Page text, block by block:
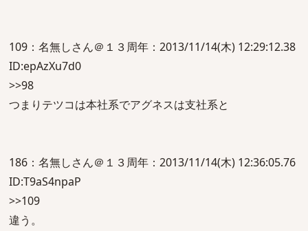
109：名無しさん＠１３周年：2013/11/14(木) 12:29:12.38
ID:epAzXu7d0
>>98
つまりテツコは本社系でアグネスは支社系と
186：名無しさん＠１３周年：2013/11/14(木) 12:36:05.76
ID:T9aS4npaP
>>109
違う。